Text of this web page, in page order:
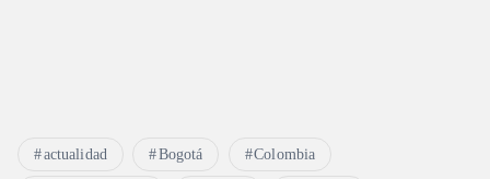
actualidad Bogotá Colombia